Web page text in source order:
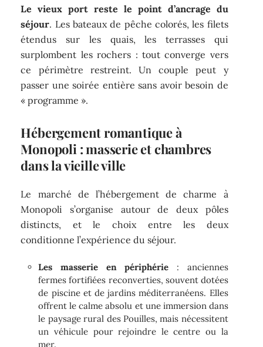
Le vieux port reste le point d’ancrage du
séjour. Les bateaux de pêche colorés, les filets
étendus sur les quais, les terrasses qui
surplombent les rochers : tout converge vers
ce périmètre restreint. Un couple peut y
passer une soirée entière sans avoir besoin de
« programme ».
Hébergement romantique à
Monopoli : masserie et chambres
dans la vieille ville
Le marché de l’hébergement de charme à
Monopoli s’organise autour de deux pôles
distincts, et le choix entre les deux
conditionne l’expérience du séjour.
Les masserie en périphérie : anciennes
fermes fortifiées reconverties, souvent dotées
de piscine et de jardins méditerranéens. Elles
offrent le calme absolu et une immersion dans
le paysage rural des Pouilles, mais nécessitent
un véhicule pour rejoindre le centre ou la
mer.